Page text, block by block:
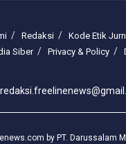
Redaksi
Kode Etik
Siber
Privacy & Policy
by PT. Darussalam